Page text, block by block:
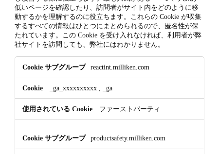
低いページを確認したり、訪問者がサイト内をどのように移
動するかを理解するのに役立ちます。これらの Cookie が収集
するすべての情報はひとつにまとめられるので、匿名性が保
たれています。この Cookie を受け入れなければ、利用者が弊
社サイトを訪問しても、弊社にはわかりません。
ス
reactint.milliken.com
_ga_xxxxxxxxxx _ga
ファーストパーティ
productsafety.milliken.com